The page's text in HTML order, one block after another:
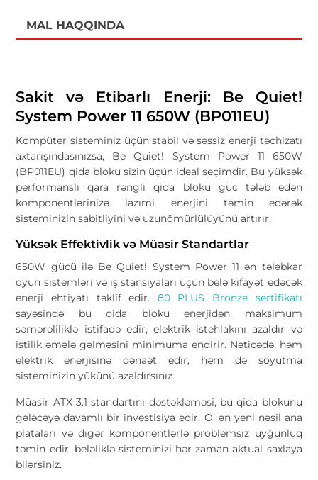
MAL HAQQINDA
Sakit və Etibarlı Enerji: Be Quiet!
System Power 11 650W (BP011EU)
Kompüter sisteminiz üçün stabil və səssiz enerji təchizatı
axtarışındasınızsa, Be Quiet! System Power 11 650W
(BP011EU) qida bloku sizin üçün ideal seçimdir. Bu yüksək
performanslı qara rəngli qida bloku güc tələb edən
komponentlərinizə lazımi enerjini təmin edərək
sisteminizin sabitliyini və uzunömürlülüyünü artırır.
Yüksək Effektivlik və Müasir Standartlar
650W gücü ilə Be Quiet! System Power 11 ən tələbkar
oyun sistemləri və iş stansiyaları üçün belə kifayət edəcək
enerji ehtiyatı təklif edir. 80 PLUS Bronze sertifikatı
sayəsində bu qida bloku enerjidən maksimum
səmərəliliklə istifadə edir, elektrik istehlakını azaldır və
istilik əmələ gəlməsini minimuma endirir. Nəticədə, həm
elektrik enerjisinə qənaət edir, həm də soyutma
sisteminizin yükünü azaldırsınız.
Müasir ATX 3.1 standartını dəstəkləməsi, bu qida blokunu
gələcəyə davamlı bir investisiya edir. O, ən yeni nəsil ana
plataları və digər komponentlərlə problemsiz uyğunluq
təmin edir, beləliklə sisteminizi hər zaman aktual saxlaya
bilərsiniz.